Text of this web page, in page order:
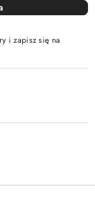
i zapisz się na